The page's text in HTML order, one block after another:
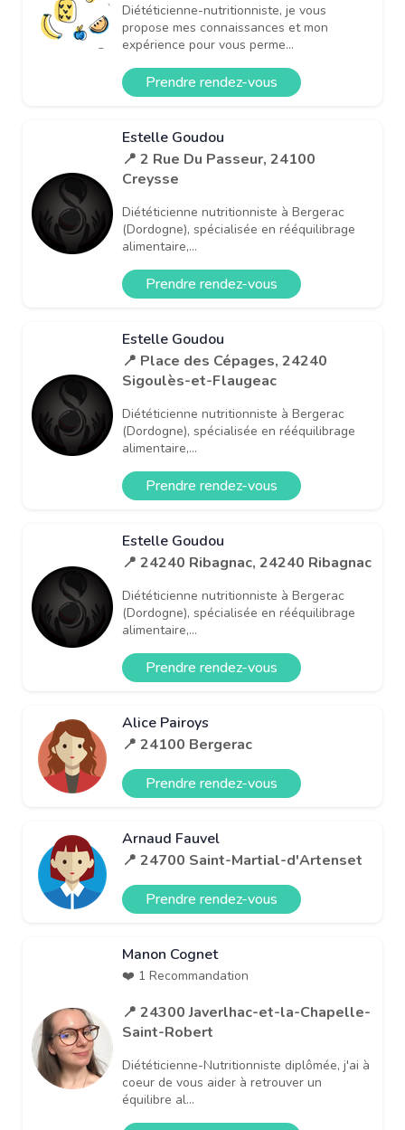
Diététicienne-nutritionniste, je vous
propose mes connaissances et mon
expérience pour vous perme...
Prendre rendez-vous
Estelle Goudou
📍 2 Rue Du Passeur, 24100
Creysse
Diététicienne nutritionniste à Bergerac
(Dordogne), spécialisée en rééquilibrage
alimentaire,...
Prendre rendez-vous
Estelle Goudou
📍 Place des Cépages, 24240
Sigoulès-et-Flaugeac
Diététicienne nutritionniste à Bergerac
(Dordogne), spécialisée en rééquilibrage
alimentaire,...
Prendre rendez-vous
Estelle Goudou
📍 24240 Ribagnac, 24240 Ribagnac
Diététicienne nutritionniste à Bergerac
(Dordogne), spécialisée en rééquilibrage
alimentaire,...
Prendre rendez-vous
Alice Pairoys
📍 24100 Bergerac
Prendre rendez-vous
Arnaud Fauvel
📍 24700 Saint-Martial-d'Artenset
Prendre rendez-vous
Manon Cognet
❤️ 1 Recommandation
📍 24300 Javerlhac-et-la-Chapelle-
Saint-Robert
Diététicienne-Nutritionniste diplômée, j'ai à
coeur de vous aider à retrouver un
équilibre al...